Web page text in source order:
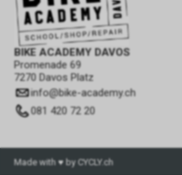
BIKE ACADEMY DAVOS
Promenade 69
7270 Davos Platz
info@bike-academy.ch
081 420 72 20
Made with ♥ by CYCLY.ch